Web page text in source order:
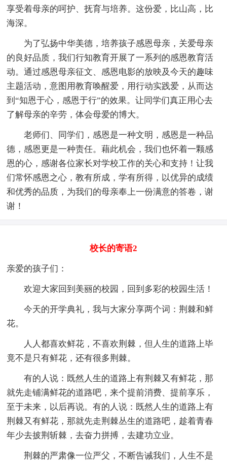
享受着母亲的呵护、抚育与培养。这份爱，比山高，比
海深。
为了弘扬中华美德，培养孩子感恩母亲，关爱母亲
的良好品质，我们行知教育开展了一系列的感恩教育活
动。通过感恩母亲征文、感恩电影的放映及今天的趣味
主题活动，意图用教育唤醒爱，用行动实践爱，从而达
到“知恩于心，感恩于行”的效果。让同学们真正用心去
了解母亲的辛劳，体会母爱的博大。
老师们、同学们，感恩是一种文明，感恩是一种品
德，感恩更是一种责任。藉此机会，我们也怀着一颗感
恩的心，感谢各位家长对学校工作的关心和支持！让我
们常怀感恩之心，教有所成，学有所得，以优异的成绩
和优秀的品质，为我们的母亲奉上一份满意的答卷，谢
谢！
校长的寄语2
亲爱的孩子们：
欢迎大家回到美丽的校园，回到多彩的校园生活！
今天的开学典礼，我与大家分享两个词：荆棘和鲜
花。
人人都喜欢鲜花，不喜欢荆棘，但人生的道路上毕
竟不是只有鲜花，还有很多荆棘。
有的人说：既然人生的道路上有荆棘又有鲜花，那
就先走铺满鲜花的道路吧，来个提前消费、提前享乐，
至于未来，以后再说。有的人说：既然人生的道路上有
荆棘又有鲜花，那就先走荆棘丛生的道路吧，趁着青春
年少去披荆斩棘，去奋力拼搏，去建功立业。
荆棘的严肃像一位严父，不断告诫我们，人生不是